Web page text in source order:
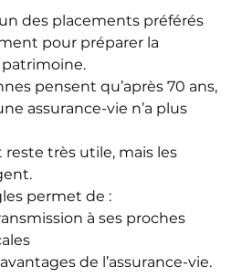
des placements préférés
pour préparer la
pensent qu’après 70 ans,
assurance-vie n’a plus
très utile, mais les
permet de :
à ses proches
de l’assurance-vie.